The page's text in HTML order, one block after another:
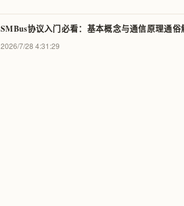
SMBus协议入门必看：基本概念与通信原理通俗
2026/7/28 4:31:29